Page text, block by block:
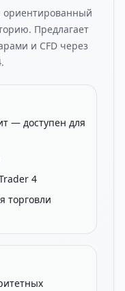
Предлагает
и CFD через
— доступен для
4
торговли